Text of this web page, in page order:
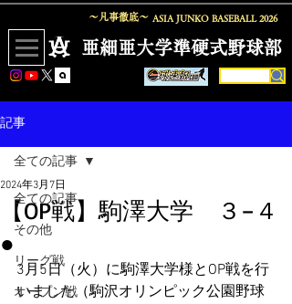
〜凡事徹底〜 ASIA JUNKO BASEBALL 2026
​亜細亜大学準硬式野球部
記事
全ての記事
その他
リーグ戦
オープン戦
全ての記事
【OP戦】駒澤大学 ３−４
●
2024年3月7日
3月5日（火）に駒澤大学様とOP戦を行
いました（駒沢オリンピック公園野球